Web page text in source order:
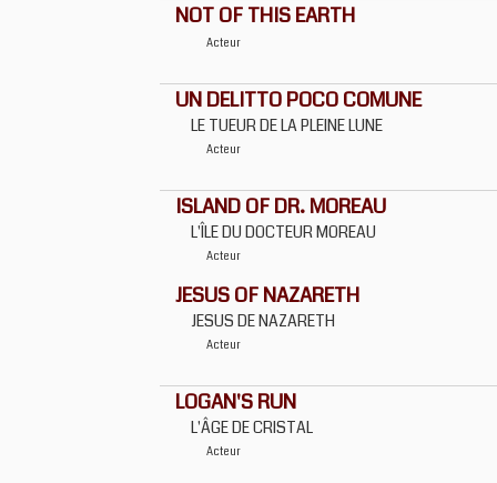
NOT OF THIS EARTH
Acteur
UN DELITTO POCO COMUNE
LE TUEUR DE LA PLEINE LUNE
Acteur
ISLAND OF DR. MOREAU
L'ÎLE DU DOCTEUR MOREAU
Acteur
JESUS OF NAZARETH
JESUS DE NAZARETH
Acteur
LOGAN'S RUN
L'ÂGE DE CRISTAL
Acteur